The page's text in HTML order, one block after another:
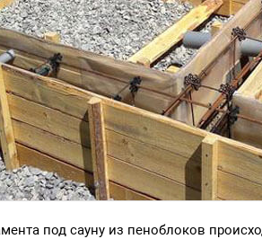
под сауну из пеноблоков